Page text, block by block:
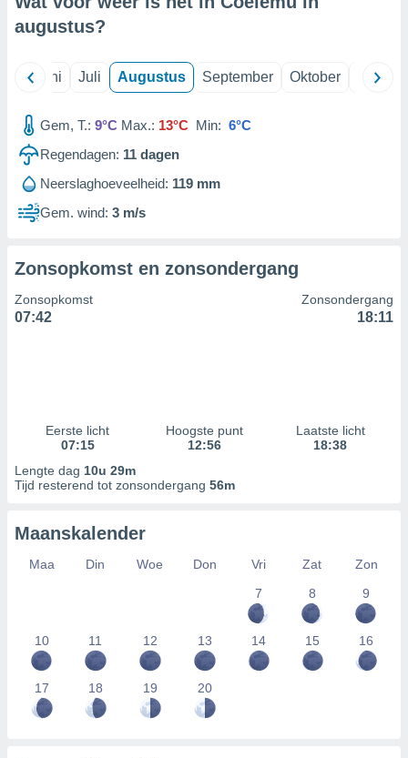
augustus?
Juni Juli Augustus September Oktober
Gem, T.: 9°C Max.: 13°C Min: 6°C
Regendagen: 11 dagen
Neerslaghoeveelheid: 119 mm
Gem. wind: 3 m/s
Zonsopkomst en zonsondergang
Zonsopkomst
07:42
Zonsondergang
18:11
Eerste licht
07:15
Hoogste punt
12:56
Laatste licht
18:38
Lengte dag 10u 29m
Tijd resterend tot zonsondergang 56m
Maanskalender
Maa Din Woe Don Vri Zat
Zon
7
8 9
10 11 12 13 14 15 16
17 18 19 20